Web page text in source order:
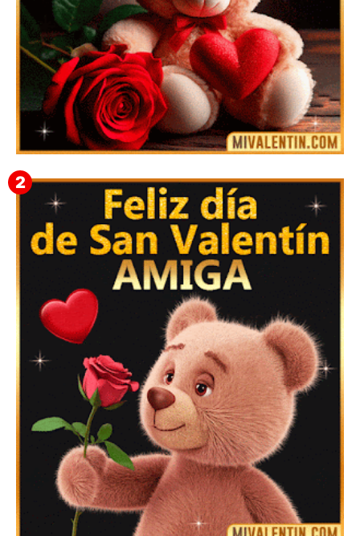
🎁 Imágenes Gif Personalizadas con Nombres para
San Valentín 2026 💘